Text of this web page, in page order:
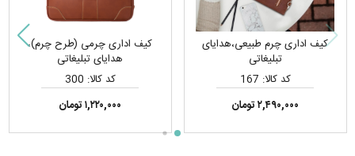
کیف اداری چرم طبیعی،هدایای
تبلیغاتی
کد کالا: 167
۲,۴۹۰,۰۰۰ تومان
کیف اداری چرمی (طرح چرم)،
هدایای تبلیغاتی
کد کالا: 300
۱,۲۲۰,۰۰۰ تومان